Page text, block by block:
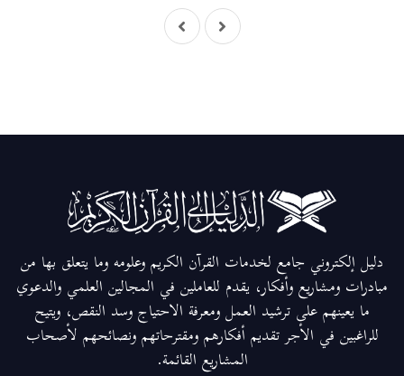
دليل إلكتروني جامع لخدمات القرآن الكريم وعلومه وما يتعلق بها من
مبادرات ومشاريع وأفكار، يقدم للعاملين في المجالين العلمي والدعوي
ما يعينهم على ترشيد العمل ومعرفة الاحتياج وسد النقص، ويتيح
للراغبين في الأجر تقديم أفكارهم ومقترحاتهم ونصائحهم لأصحاب
المشاريع القائمة.